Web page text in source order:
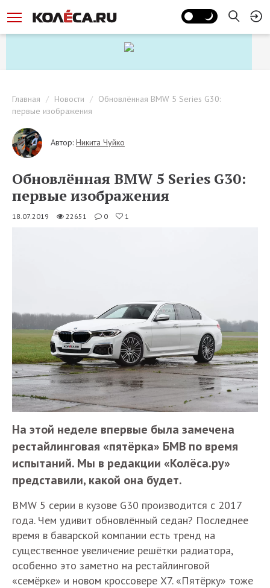
Главная Новости
Обновлённая BMW 5 Series G30:
первые изображения
Автор: Никита Чуйко
Обновлённая BMW 5 Series G30:
первые изображения
18.07.2019 22651 0 1
На этой неделе впервые была замечена
рестайлинговая «пятёрка» БМВ по время
испытаний. Мы в редакции «Колёса.ру»
представили, какой она будет.
BMW 5 серии в кузове G30 производится с 2017
года. Чем удивит обновлённый седан? Последнее
время в баварской компании есть тренд на
существенное увеличение решётки радиатора,
особенно это заметно на рестайлинговой
«семёрке» и новом кроссовере X7. «Пятёрку» тоже